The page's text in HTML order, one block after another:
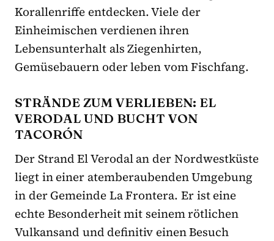
Korallenriffe entdecken. Viele der
Einheimischen verdienen ihren
Lebensunterhalt als Ziegenhirten,
Gemüsebauern oder leben vom Fischfang.
STRÄNDE ZUM VERLIEBEN: EL
VERODAL UND BUCHT VON
TACORÓN
Der Strand El Verodal an der Nordwestküste
liegt in einer atemberaubenden Umgebung
in der Gemeinde La Frontera. Er ist eine
echte Besonderheit mit seinem rötlichen
Vulkansand und definitiv einen Besuch